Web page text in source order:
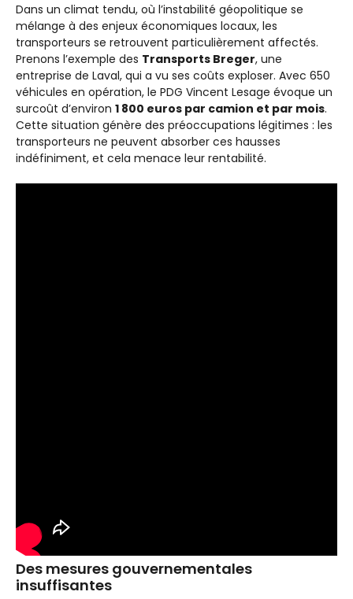
Dans un climat tendu, où l’instabilité géopolitique se
mélange à des enjeux économiques locaux, les
transporteurs se retrouvent particulièrement affectés.
Prenons l’exemple des Transports Breger, une
entreprise de Laval, qui a vu ses coûts exploser. Avec 650
véhicules en opération, le PDG Vincent Lesage évoque un
surcoût d’environ 1 800 euros par camion et par mois.
Cette situation génère des préoccupations légitimes : les
transporteurs ne peuvent absorber ces hausses
indéfiniment, et cela menace leur rentabilité.
Des mesures gouvernementales
insuffisantes